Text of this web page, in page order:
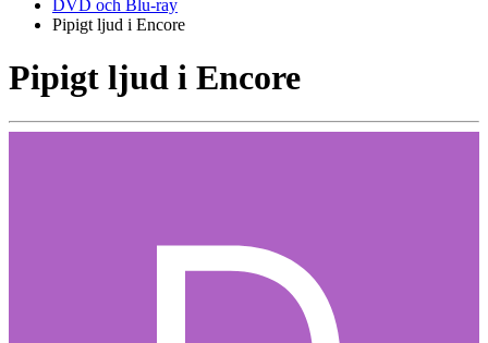
DVD och Blu-ray
Pipigt ljud i Encore
Pipigt ljud i Encore